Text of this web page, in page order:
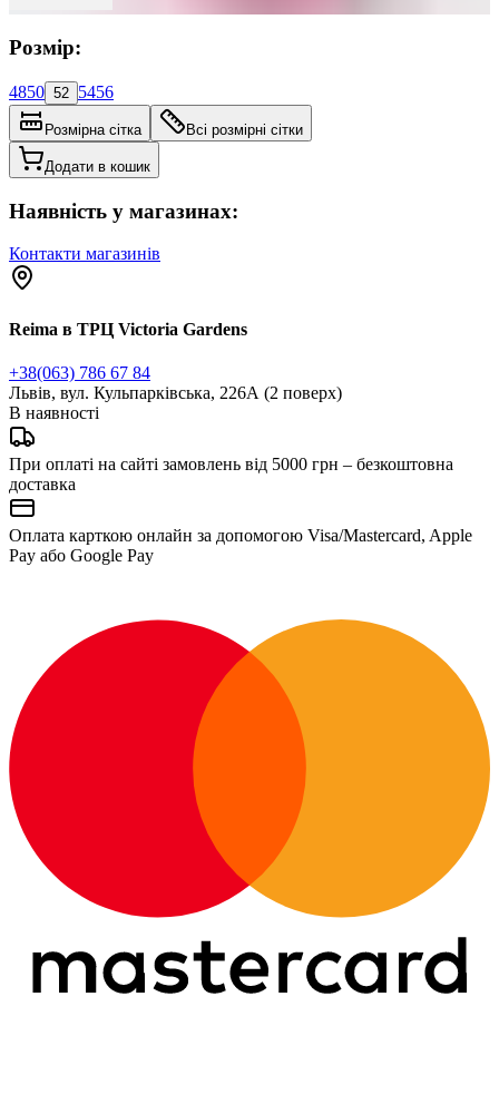
Розмір:
4850 52 5456
Розмірна сітка Всі розмірні сітки
Додати в кошик
Наявність у магазинах:
Контакти магазинів
Reima в ТРЦ Victoria Gardens
+38(063) 786 67 84
Львів, вул. Кульпарківська, 226А (2 поверх)
В наявності
При оплаті на сайті замовлень від 5000 грн – безкоштовна
доставка
Оплата карткою онлайн за допомогою Visa/Mastercard, Apple
Pay або Google Pay